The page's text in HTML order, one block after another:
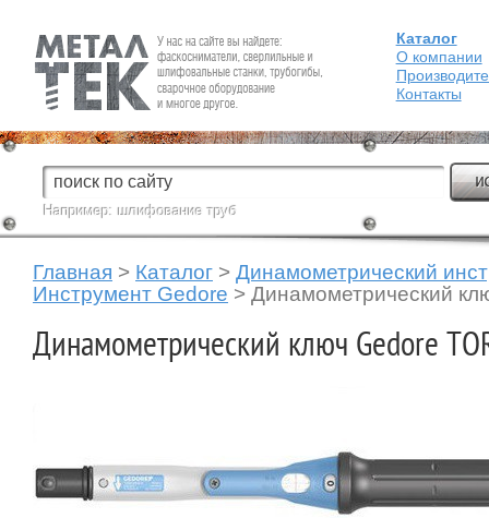
Fein — Профессиональный электроинструмент для обработки
металла.
Каталог
О компании
Контакты
Например: шлифование труб
Главная > Каталог > Динамометрический
Инструмент Gedore > Динамометрический
Динамометрический ключ Gedore